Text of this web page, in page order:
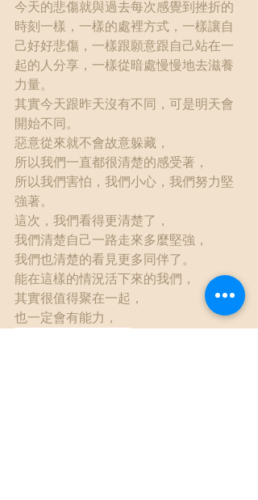
今天的悲傷就與過去每次感覺到挫折的
時刻一樣，一樣的處裡方式，一樣讓自
己好好悲傷，一樣跟願意跟自己站在一
起的人分享，一樣從暗處慢慢地去滋養
力量。
其實今天跟昨天沒有不同，可是明天會
開始不同。
惡意從來就不會故意躲藏，
所以我們一直都很清楚的感受著，
所以我們害怕，我們小心，我們努力堅
強著。
這次，我們看得更清楚了，
我們清楚自己一路走來多麼堅強，
我們也清楚的看見更多同伴了。
能在這樣的情況活下來的我們，
其實很值得聚在一起，
也一定會有能力，